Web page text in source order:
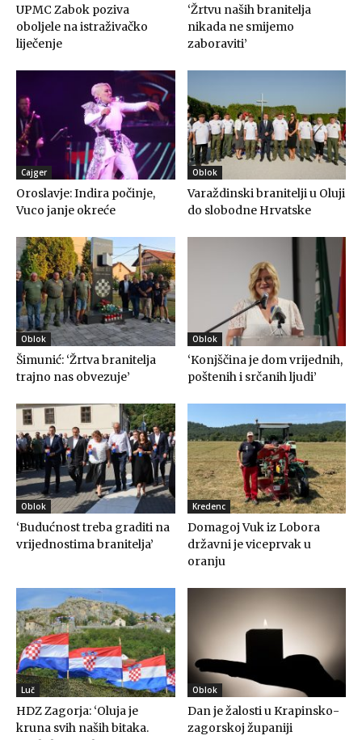
UPMC Zabok poziva
oboljele na istraživačko
liječenje
‘Žrtvu naših branitelja
nikada ne smijemo
zaboraviti’
Cajger
Oroslavje: Indira počinje,
Vuco janje okreće
Oblok
Varaždinski branitelji u Oluji
do slobodne Hrvatske
Oblok
Šimunić: ‘Žrtva branitelja
trajno nas obvezuje’
Oblok
‘Konjščina je dom vrijednih,
poštenih i srčanih ljudi’
Oblok
‘Budućnost treba graditi na
vrijednostima branitelja’
Kredenc
Domagoj Vuk iz Lobora
državni je viceprvak u
oranju
Luč
HDZ Zagorja: ‘Oluja je
kruna svih naših bitaka.
Oblok
Dan je žalosti u Krapinsko-
zagorskoj županiji